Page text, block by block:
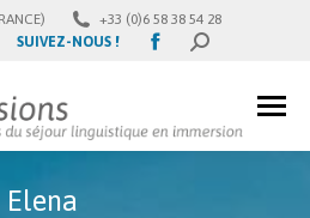
+33 (0)6 58 38 54 28
SUIVEZ-NOUS !
Facebook
new
window
SEARCH:
Elena